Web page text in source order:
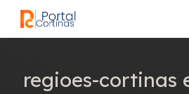
regioes-cortinas